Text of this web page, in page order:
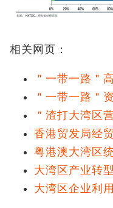
相关网页：
＂一带一路＂
＂一带一路＂
＂渣打大湾区
香港贸发局经
粤港澳大湾区
大湾区产业转
大湾区企业利